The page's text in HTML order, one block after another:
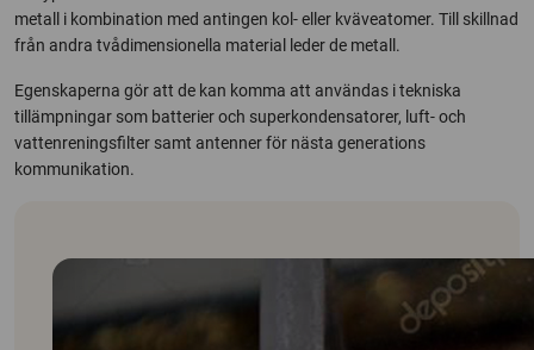
metall i kombination med antingen kol- eller kväveatomer. Till skillnad
från andra tvådimensionella material leder de metall.
Egenskaperna gör att de kan komma att användas i tekniska
tillämpningar som batterier och superkondensatorer, luft- och
vattenreningsfilter samt antenner för nästa generations
kommunikation.